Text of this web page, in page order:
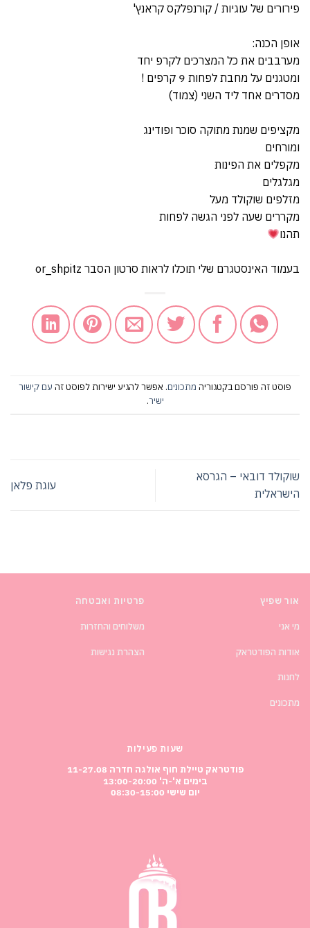
פירורים של עוגיות / קורנפלקס קראנץ'
אופן הכנה:
מערבבים את כל המצרכים לקרפ יחד
ומטגנים על מחבת לפחות 9 קרפים !
מסדרים אחד ליד השני (צמוד)
מקציפים שמנת מתוקה סוכר ופודינג
ומורחים
מקפלים את הפינות
מגלגלים
מזלפים שוקולד מעל
מקררים שעה לפני הגשה לפחות
תהנו
בעמוד האינסטגרם שלי תוכלו לראות סרטון הסבר or_shpitz
פוסט זה פורסם בקטגוריה מתכונים. אפשר להגיע ישירות לפוסט זה עם קישור
ישיר.
שוקולד דובאי – הגרסא
הישראלית
עוגת פלאן
אור שפיץ
מי אני
אודות הפודטראק
לחנות
מתכונים
פרטיות ואבטחה
משלוחים והחזרות
הצהרת נגישות
שעות פעילות
פודטראק טיילת חוף אולגה חדרה 11-27.08
בימים א'-ה' 13:00-20:00
יום שישי 08:30-15:00